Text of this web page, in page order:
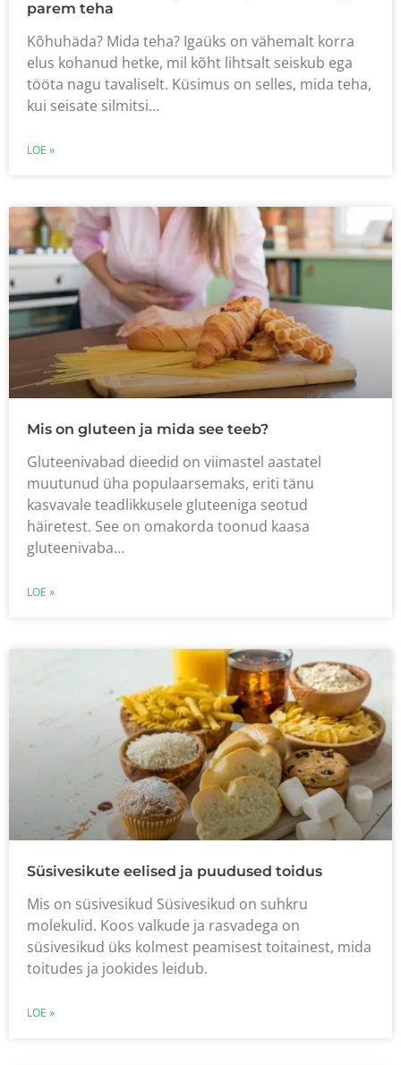
parem teha
Kõhuhäda? Mida teha? Igaüks on vähemalt korra
elus kohanud hetke, mil kõht lihtsalt seiskub ega
tööta nagu tavaliselt. Küsimus on selles, mida teha,
kui seisate silmitsi…
LOE »
Mis on gluteen ja mida see teeb?
Gluteenivabad dieedid on viimastel aastatel
muutunud üha populaarsemaks, eriti tänu
kasvavale teadlikkusele gluteeniga seotud
häiretest. See on omakorda toonud kaasa
gluteenivaba…
LOE »
Süsivesikute eelised ja puudused toidus
Mis on süsivesikud Süsivesikud on suhkru
molekulid. Koos valkude ja rasvadega on
süsivesikud üks kolmest peamisest toitainest, mida
toitudes ja jookides leidub.
LOE »